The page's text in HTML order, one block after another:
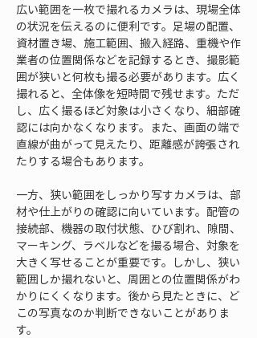
広い範囲を一枚で撮れるカメラは、現場全体
の状況を伝えるのに便利です。足場の配置、
資材置き場、施工範囲、搬入経路、重機や作
業者の位置関係などを記録するとき、撮影範
囲が狭いと何枚も撮る必要があります。広く
撮れると、全体像を短時間で残せます。ただ
し、広く撮るほど対象は小さくなり、細部確
認には向かなくなります。また、画面の端で
直線が曲がって見えたり、距離感が誇張され
たりする場合もあります。
一方、狭い範囲をしっかり写すカメラは、部
材や仕上がりの確認に向いています。配管の
接続部、機器の取付状態、ひび割れ、隙間、
マーキング、ラベルなどを撮る場合、対象を
大きく写せることが重要です。しかし、狭い
範囲しか撮れないと、周囲との位置関係がわ
かりにくくなります。後から見たときに、ど
この写真なのか判断できないことがありま
す。